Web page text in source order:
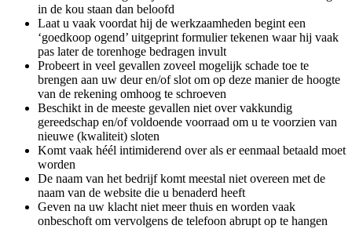
in de kou staan dan beloofd
Laat u vaak voordat hij de werkzaamheden begint een
‘goedkoop ogend’ uitgeprint formulier tekenen waar hij vaak
pas later de torenhoge bedragen invult
Probeert in veel gevallen zoveel mogelijk schade toe te
brengen aan uw deur en/of slot om op deze manier de hoogte
van de rekening omhoog te schroeven
Beschikt in de meeste gevallen niet over vakkundig
gereedschap en/of voldoende voorraad om u te voorzien van
nieuwe (kwaliteit) sloten
Komt vaak héél intimiderend over als er eenmaal betaald moet
worden
De naam van het bedrijf komt meestal niet overeen met de
naam van de website die u benaderd heeft
Geven na uw klacht niet meer thuis en worden vaak
onbeschoft om vervolgens de telefoon abrupt op te hangen